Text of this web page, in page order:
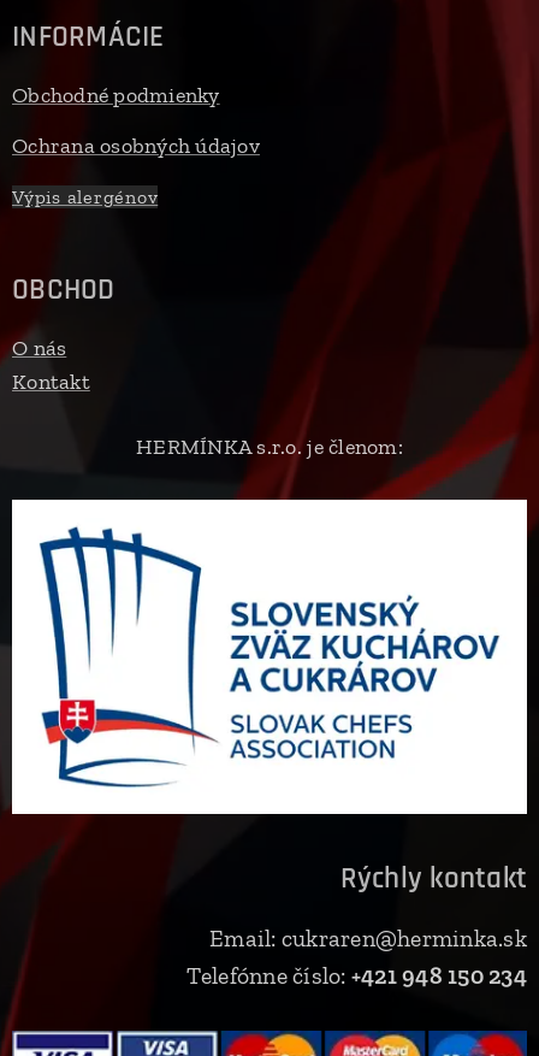
INFORMÁCIE
Obchodné podmienky
Ochrana osobných údajov
Výpis alergénov
OBCHOD
O nás
Kontakt
HERMÍNKA s.r.o. je členom:
Rýchly kontakt
Email: cukraren@herminka.sk
Telefónne číslo: +421 948 150 234